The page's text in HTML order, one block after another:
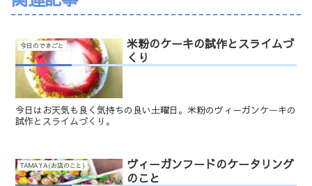
今日のできごと
米粉のケーキの試作とスライムづ
くり
今日はお天気も良く気持ちの良い土曜日。米粉のヴィーガンケーキの
試作とスライムづくり。
TAMAYA(お店のこと)
ヴィーガンフードのケータリング
のこと